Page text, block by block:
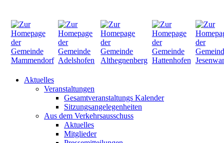
Aktuelles
Veranstaltungen
Gesamtveranstaltungs Kalender
Sitzungsangelegenheiten
Aus dem Verkehrsausschuss
Aktuelles
Mitglieder